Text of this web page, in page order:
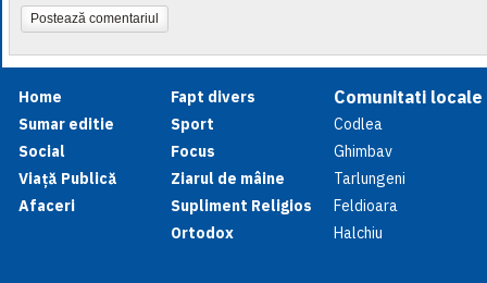
Postează comentariul
Home
Sumar editie
Social
Viață Publică
Afaceri
Fapt divers
Sport
Focus
Ziarul de mâine
Supliment Religios
Ortodox
Comunitati locale
Codlea
Ghimbav
Tarlungeni
Feldioara
Halchiu